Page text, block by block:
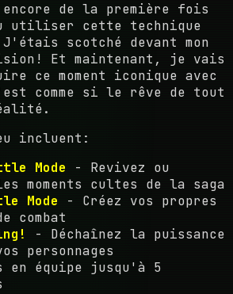
encore de la première fois
utiliser cette technique
scotché devant mon
Et maintenant, je vais
ce moment iconique avec
comme si le rêve de tout
incluent:
Mode - Revivez ou
moments cultes de la saga
Mode - Créez vos propres
combat
- Déchaînez la puissance
personnages
en équipe jusqu'à 5